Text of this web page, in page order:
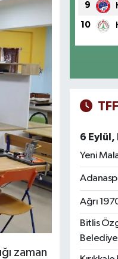
zaman
9
10
6 Eylül,
Yeni
Ağrı
Bitlis